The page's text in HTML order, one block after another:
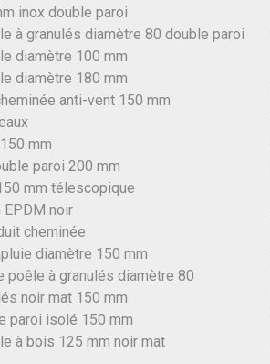
inox double paroi
à granulés diamètre 80 double paroi
diamètre 100 mm
diamètre 180 mm
anti-vent 150 mm
mm
paroi 200 mm
mm télescopique
noir
cheminée
diamètre 150 mm
poêle à granulés diamètre 80
noir mat 150 mm
paroi isolé 150 mm
à bois 125 mm noir mat